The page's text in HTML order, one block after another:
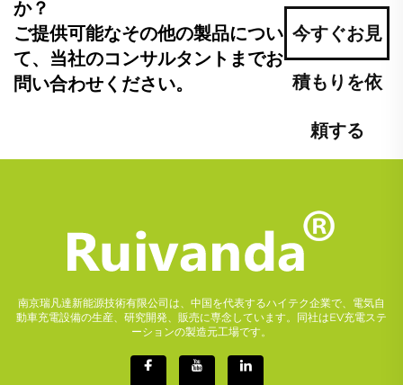
か？
ご提供可能なその他の製品につい
て、当社のコンサルタントまでお
問い合わせください。
今すぐお見
積もりを依
頼する
南京瑞凡達新能源技術有限公司は、中国を代表するハイテク企業で、電気自
動車充電設備の生産、研究開発、販売に専念しています。同社はEV充電ステ
ーションの製造元工場です。